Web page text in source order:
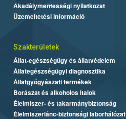
Akadálymentességi nyilatkozat
Üzemeltetési információ
Szakterületek
Állat-egészségügy és állatvédelem
Állategészségügyi diagnosztika
Állatgyógyászati termékek
Borászat és alkoholos italok
Élelmiszer- és takarmánybiztonság
Élelmiszerlánc-biztonsági laborhálózat